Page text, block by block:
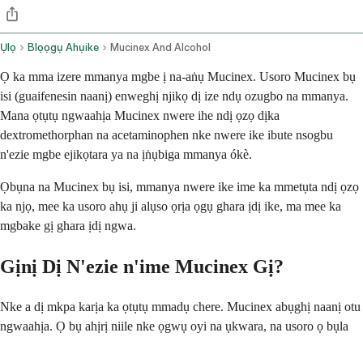
Ụlọ Blọọgụ Ahụike Mucinex And Alcohol
Ọ ka mma izere mmanya mgbe ị na-aṅụ Mucinex. Usoro Mucinex bụ
isi (guaifenesin naanị) enweghị njikọ dị ize ndụ ozugbo na mmanya.
Mana ọtụtụ ngwaahịa Mucinex nwere ihe ndị ọzọ dịka
dextromethorphan na acetaminophen nke nwere ike ibute nsogbu
n'ezie mgbe ejikọtara ya na ịṅụbiga mmanya ókè.
Ọbụna na Mucinex bụ isi, mmanya nwere ike ime ka mmetụta ndị ọzọ
ka njọ, mee ka usoro ahụ ji alụso ọrịa ọgụ ghara ịdị ike, ma mee ka
mgbake gị ghara ịdị ngwa.
Gịnị Dị N'ezie n'ime Mucinex Gị?
Nke a dị mkpa karịa ka ọtụtụ mmadụ chere. Mucinex abụghị naanị otu
ngwaahịa. Ọ bụ ahịrị niile nke ọgwụ oyi na ụkwara, na usoro ọ bụla